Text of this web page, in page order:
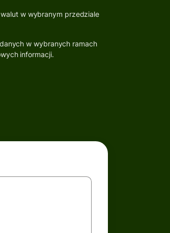
w wybranym przedziale
w wybranych ramach
informacji.